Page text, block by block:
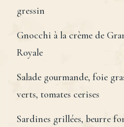
gressin
Gnocchi à la crème de
Royale
Salade gourmande, foie
verts, tomates cerises
Sardines grillées, beurre